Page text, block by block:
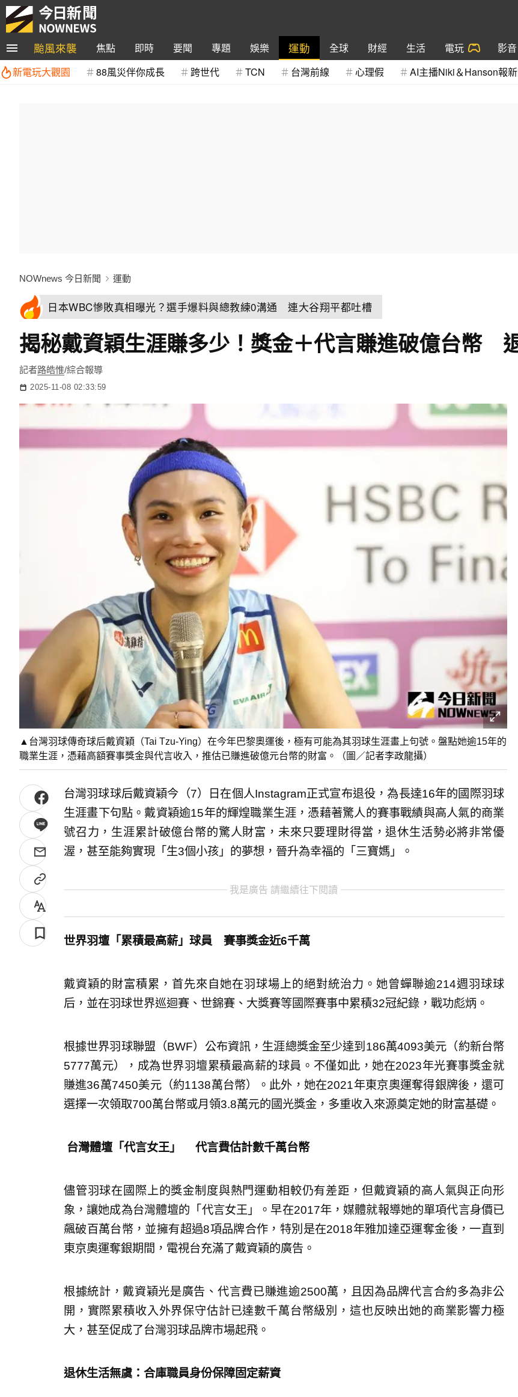
颱風來襲 焦點 即時 要聞 專題 娛樂 運動 全球 財經 生活 電玩 影音
新電玩大觀園
88風災伴你成長 跨世代 TCN 台灣前線 心理假 AI主播Niki＆Hanson報
NOWnews 今日新聞 運動
日本WBC慘敗真相曝光？選手爆料與總教練0溝通 連大谷翔平都吐槽
揭秘戴資穎生涯賺多少！獎金＋代言賺進破億台幣
記者路皓惟/綜合報導
2025-11-08 02:33:59
▲台灣羽球傳奇球后戴資穎（Tai Tzu-Ying）在今年巴黎奧運後，極有可能為其羽球生涯畫上句號。盤點她逾15年的
職業生涯，憑藉高額賽事獎金與代言收入，推估已賺進破億元台幣的財富。（圖／記者李政龍攝）
台灣羽球球后戴資穎今（7）日在個人Instagram正式宣布退役，為長達16年的國際羽球
生涯畫下句點。戴資穎逾15年的輝煌職業生涯，憑藉著驚人的賽事戰績與高人氣的商業
號召力，生涯累計破億台幣的驚人財富，未來只要理財得當，退休生活勢必將非常優
渥，甚至能夠實現「生3個小孩」的夢想，晉升為幸福的「三寶媽」。
我是廣告 請繼續往下閱讀
世界羽壇「累積最高薪」球員 賽事獎金近6千萬
戴資穎的財富積累，首先來自她在羽球場上的絕對統治力。她曾蟬聯逾214週羽球球
后，並在羽球世界巡迴賽、世錦賽、大獎賽等國際賽事中累積32冠紀錄，戰功彪炳。
根據世界羽球聯盟（BWF）公布資訊，生涯總獎金至少達到186萬4093美元（約新台幣
5777萬元），成為世界羽壇累積最高薪的球員。不僅如此，她在2023年光賽事獎金就
賺進36萬7450美元（約1138萬台幣）。此外，她在2021年東京奧運奪得銀牌後，還可
選擇一次領取700萬台幣或月領3.8萬元的國光獎金，多重收入來源奠定她的財富基礎。
台灣體壇「代言女王」 代言費估計數千萬台幣
儘管羽球在國際上的獎金制度與熱門運動相較仍有差距，但戴資穎的高人氣與正向形
象，讓她成為台灣體壇的「代言女王」。早在2017年，媒體就報導她的單項代言身價已
飆破百萬台幣，並擁有超過8項品牌合作，特別是在2018年雅加達亞運奪金後，一直到
東京奧運奪銀期間，電視台充滿了戴資穎的廣告。
根據統計，戴資穎光是廣告、代言費已賺進逾2500萬，且因為品牌代言合約多為非公
開，實際累積收入外界保守估計已達數千萬台幣級別，這也反映出她的商業影響力極
大，甚至促成了台灣羽球品牌市場起飛。
退休生活無虞：合庫職員身份保障固定薪資